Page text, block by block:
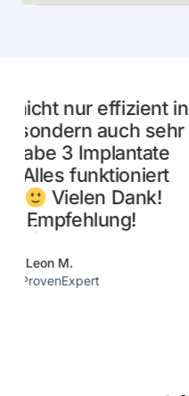
Es war eine
unterstützt
seinen sehr
Empfang
glücklich